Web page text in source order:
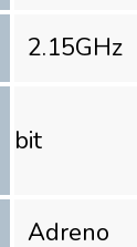
2.15GHz
bit
Adreno